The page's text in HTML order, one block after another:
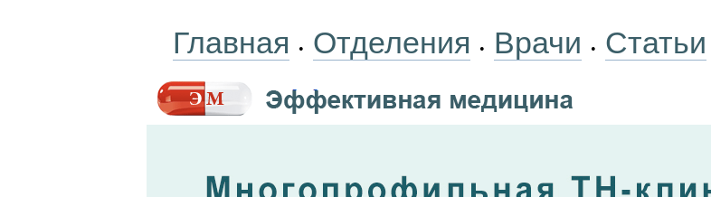
Главная • Отделения • Врачи • Статьи